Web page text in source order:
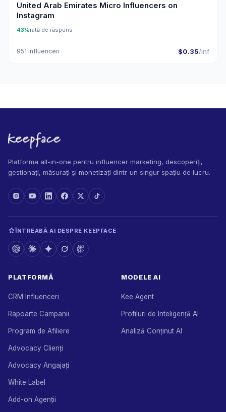
United Arab Emirates Micro Influencers on
Instagram
43%rată de răspuns
951 influenceri $0.35/inf
Platforma all-in-one pentru influencer marketing, descoperiți,
gestionați, măsurați și monetizați dintr-un singur spațiu de lucru.
ÎNTREABĂ AI DESPRE KEEPFACE
PLATFORMĂ
CRM Influenceri
Rapoarte Campanii
Program de Afiliere
Advocacy Clienți
Advocacy Angajați
White Label
Add-on Agenții
MODELE AI
Kee Agent
Profiluri de Inteligență AI
Analiză Conținut AI